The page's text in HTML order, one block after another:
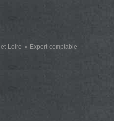
Loire
Expert-comptable